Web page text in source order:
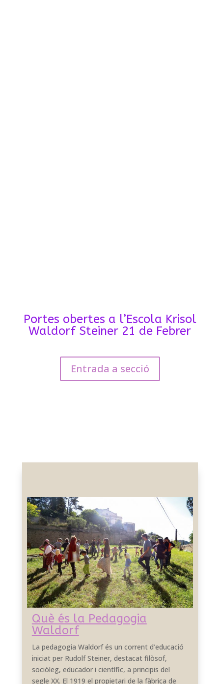
Portes obertes a l’Escola Krisol
Waldorf Steiner 21 de Febrer
Entrada a secció
Què és la Pedagogia
Waldorf
La pedagogia Waldorf és un corrent d’educació
iniciat per Rudolf Steiner, destacat filòsof,
sociòleg, educador i científic, a principis del
segle XX. El 1919 el propietari de la fàbrica de